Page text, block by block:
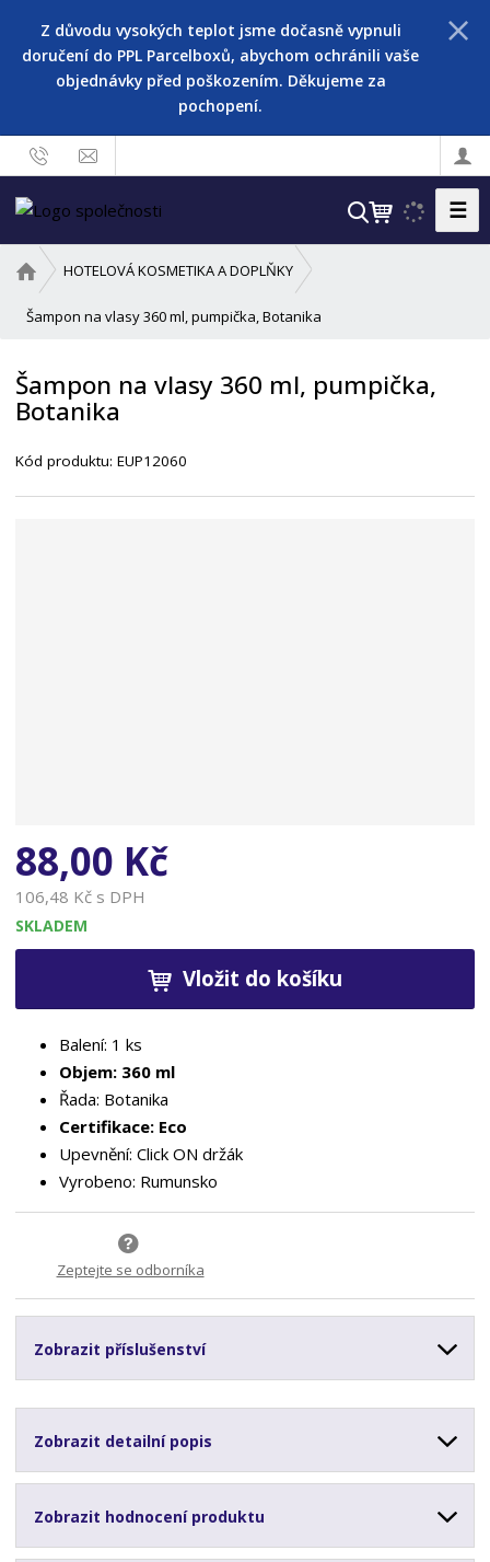
Z důvodu vysokých teplot jsme dočasně vypnuli
doručení do PPL Parcelboxů, abychom ochránili vaše
objednávky před poškozením. Děkujeme za
pochopení.
V
t
☰
v
o
í
s
r
HOTELOVÁ KOSMETIKA A DOPLŇKY
Šampon na vlasy 360 ml, pumpička, Botanika
Šampon na vlasy 360 ml, pumpička,
Botanika
Kód produktu:EUP12060
88,00 Kč
106,48 Kč s DPH
SKLADEM
Vložit do košíku
Balení: 1 ks
Objem: 360 ml
Řada: Botanika
Certifikace: Eco
Upevnění: Click ON držák
Vyrobeno: Rumunsko
Zeptejte se odborníka
Zobrazit příslušenství
Zobrazit detailní popis
Zobrazit hodnocení produktu